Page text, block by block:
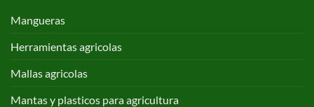
Mangueras
Herramientas agricolas
Mallas agricolas
Mantas y plasticos para agricultura